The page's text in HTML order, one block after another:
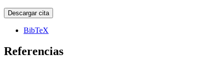
Descargar cita
BibTeX
Referencias